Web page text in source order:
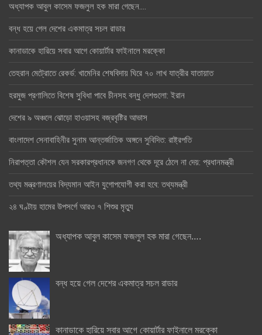
অধ্যাপক আবুল কাসেম ফজলুল হক মারা গেছেন….
বন্ধ হয়ে গেল দেশের একমাত্র সচল রাডার
কানাডাকে হারিয়ে সবার আগে কোয়ার্টার ফাইনালে মরক্কো
তেহরান মেট্রোতে রেকর্ড: খামেনির শেষবিদায় ঘিরে ৭০ লাখ যাত্রীর যাতায়াত
হরমুজ প্রণালিতে বিশেষ সুবিধা পাবে চীনসহ বন্ধু দেশগুলো: ইরান
দেশের ৯ অঞ্চলে ঝোড়ো হাওয়াসহ বজ্রবৃষ্টির আভাস
বাংলাদেশ সেনাবাহিনীর সুনাম আন্তর্জাতিক অঙ্গনে সুবিদিত: রাষ্ট্রপতি
নিরাপত্তা কৌশল যেন সরকারপ্রধানকে জনগণ থেকে দূরে ঠেলে না দেয়: প্রধানমন্ত্রী
তথ্য মন্ত্রণালয়ের বিদ্যমান আইন যুগোপযোগী করা হবে: তথ্যমন্ত্রী
২৪ ঘণ্টায় হামের উপসর্গে আরও ৭ শিশুর মৃত্যু
অধ্যাপক আবুল কাসেম ফজলুল হক মারা গেছেন….
বন্ধ হয়ে গেল দেশের একমাত্র সচল রাডার
কানাডাকে হারিয়ে সবার আগে কোয়ার্টার ফাইনালে মরক্কো